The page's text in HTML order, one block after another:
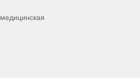
медицинская